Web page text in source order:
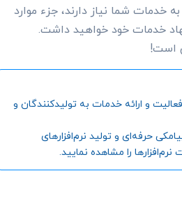
شما نیاز دارند، جزء موارد
خدمات خود خواهید داشت.
است!
اطلاعات شرکت‌ها، موسسات، اشخاص و ... ، از سال 1392 تاکنون مشغول فعالیت و ارائه خدمات به تولیدکنندگان و
حرفه‌ای و تولید نرم‌افزارهای
را مشاهده نمایید.